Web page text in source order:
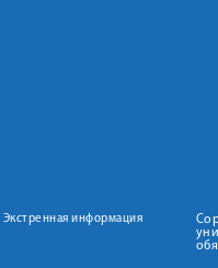
Экстренная информация